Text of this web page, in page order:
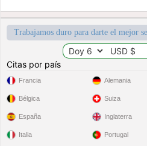
Trabajamos duro para darte el mejor
Citas por país
Francia
Bélgica
España
Italia
Alemania
Suiza
Inglaterra
Portugal